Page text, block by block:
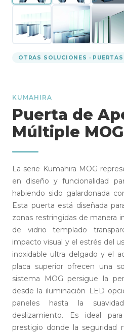
OTRAS SOLUCIONES ·
KUMAHIRA
Puerta de
Múltiple MOG
La serie Kumahira MOG
en diseño y funcionalidad
habiendo sido galardonada
Esta puerta está diseñada
zonas restringidas de manera
de vidrio templado
impacto visual y el estrés del
inoxidable ultra delgado y el
placa superior ofrecen una
sistema MOG persigue la
desde la iluminación LED
paneles hasta la
deslizamiento. Es ideal
prestigio donde la seguridad